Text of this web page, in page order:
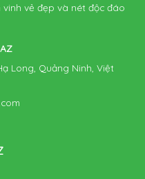
vẻ đẹp và nét độc đáo
Long, Quảng Ninh, Việt